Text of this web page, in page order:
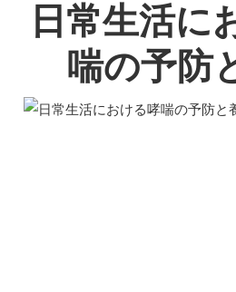
日常生活に
喘の予防